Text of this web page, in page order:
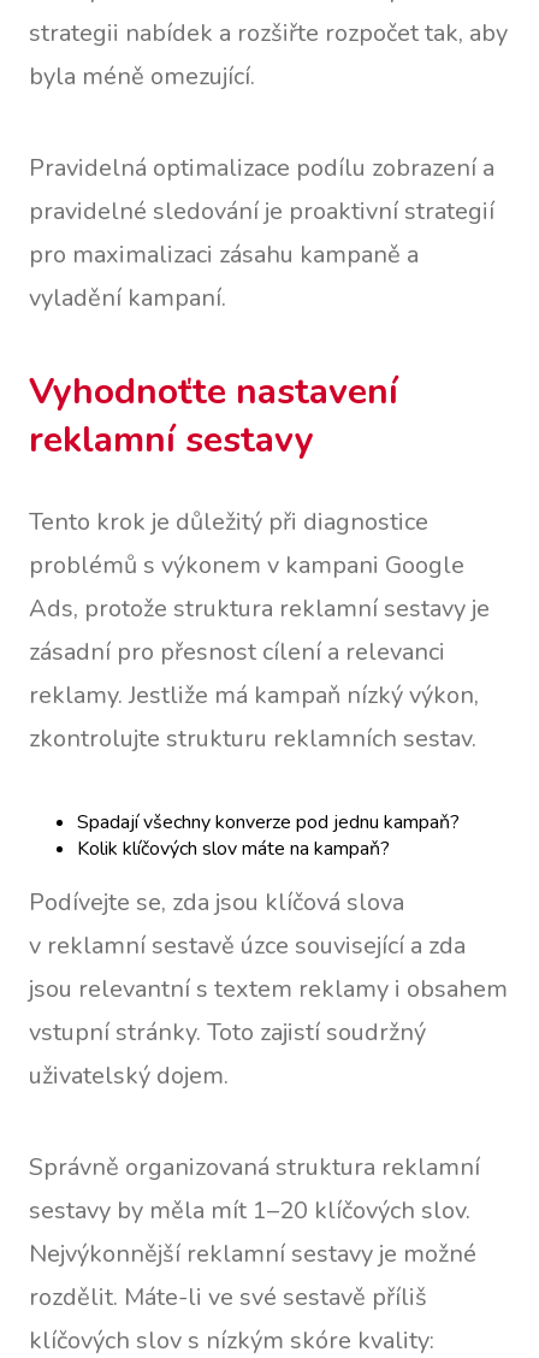
strategii nabídek a rozšiřte rozpočet tak, aby
byla méně omezující.
Pravidelná optimalizace podílu zobrazení a
pravidelné sledování je proaktivní strategií
pro maximalizaci zásahu kampaně a
vyladění kampaní.
Vyhodnoťte nastavení
reklamní sestavy
Tento krok je důležitý při diagnostice
problémů s výkonem v kampani Google
Ads, protože struktura reklamní sestavy je
zásadní pro přesnost cílení a relevanci
reklamy. Jestliže má kampaň nízký výkon,
zkontrolujte strukturu reklamních sestav.
Spadají všechny konverze pod jednu kampaň?
Kolik klíčových slov máte na kampaň?
Podívejte se, zda jsou klíčová slova
v reklamní sestavě úzce související a zda
jsou relevantní s textem reklamy i obsahem
vstupní stránky. Toto zajistí soudržný
uživatelský dojem.
Správně organizovaná struktura reklamní
sestavy by měla mít 1–20 klíčových slov.
Nejvýkonnější reklamní sestavy je možné
rozdělit. Máte-li ve své sestavě příliš
klíčových slov s nízkým skóre kvality: